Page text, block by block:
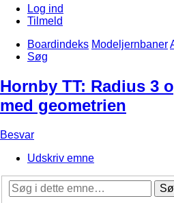
Log ind
Tilmeld
Boardindeks Modeljernbaner
Søg
Hornby TT: Radius 3
med geometrien
Besvar
Udskriv emne